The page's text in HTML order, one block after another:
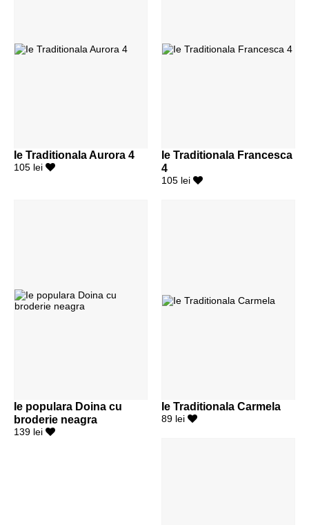
Ie Traditionala Aurora 4
105 lei
Ie Traditionala Francesca
4
105 lei
Ie populara Doina cu
broderie neagra
139 lei
Ie Traditionala Carmela
89 lei